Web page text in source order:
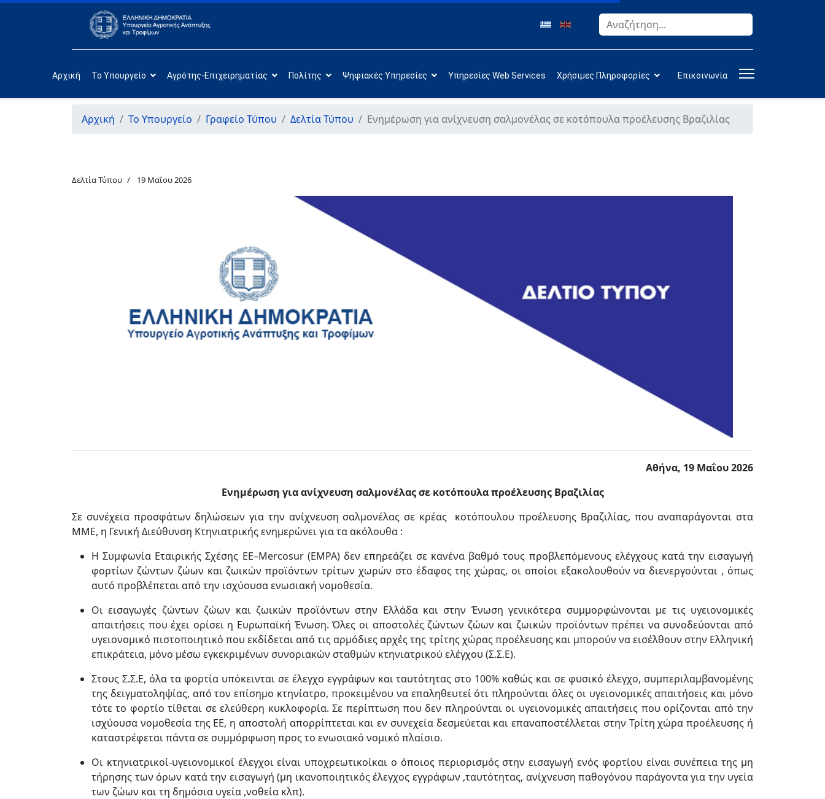
Αναζήτηση
Αρχική Το Υπουργείο Αγρότης-Επιχειρηματίας Πολίτης Ψηφιακές Υπηρεσίες Υπηρεσίες Web Services Χρήσιμες Πληροφορίες Επικοινωνία
Αρχική Το Υπουργείο Γραφείο Τύπου Δελτία Τύπου Ενημέρωση για ανίχνευση σαλμονέλας σε κοτόπουλα προέλευσης Βραζιλίας
Δελτία Τύπου 19 Μαΐου 2026
Αθήνα, 19 Μαΐου 2026
Ενημέρωση για ανίχνευση σαλμονέλας σε κοτόπουλα προέλευσης Βραζιλίας
Σε συνέχεια προσφάτων δηλώσεων για την ανίχνευση σαλμονέλας σε κρέας κοτόπουλου προέλευσης Βραζιλίας, που αναπαράγονται στα
ΜΜΕ, η Γενική Διεύθυνση Κτηνιατρικής ενημερώνει για τα ακόλουθα :
Η Συμφωνία Εταιρικής Σχέσης ΕΕ–Mercosur (EMPA) δεν επηρεάζει σε κανένα βαθμό τους προβλεπόμενους ελέγχους κατά την εισαγωγή
φορτίων ζώντων ζώων και ζωικών προϊόντων τρίτων χωρών στο έδαφος της χώρας, οι οποίοι εξακολουθούν να διενεργούνται , όπως
αυτό προβλέπεται από την ισχύουσα ενωσιακή νομοθεσία.
Οι εισαγωγές ζώντων ζώων και ζωικών προϊόντων στην Ελλάδα και στην Ένωση γενικότερα συμμορφώνονται με τις υγειονομικές
απαιτήσεις που έχει ορίσει η Ευρωπαϊκή Ένωση. Όλες οι αποστολές ζώντων ζώων και ζωικών προϊόντων πρέπει να συνοδεύονται από
υγειονομικό πιστοποιητικό που εκδίδεται από τις αρμόδιες αρχές της τρίτης χώρας προέλευσης και μπορούν να εισέλθουν στην Ελληνική
επικράτεια, μόνο μέσω εγκεκριμένων συνοριακών σταθμών κτηνιατρικού ελέγχου (Σ.Σ.Ε).
Στους Σ.Σ.Ε, όλα τα φορτία υπόκεινται σε έλεγχο εγγράφων και ταυτότητας στο 100% καθώς και σε φυσικό έλεγχο, συμπεριλαμβανομένης
της δειγματοληψίας, από τον επίσημο κτηνίατρο, προκειμένου να επαληθευτεί ότι πληρούνται όλες οι υγειονομικές απαιτήσεις και μόνο
τότε το φορτίο τίθεται σε ελεύθερη κυκλοφορία. Σε περίπτωση που δεν πληρούνται οι υγειονομικές απαιτήσεις που ορίζονται από την
ισχύουσα νομοθεσία της ΕΕ, η αποστολή απορρίπτεται και εν συνεχεία δεσμεύεται και επαναποστέλλεται στην Τρίτη χώρα προέλευσης ή
καταστρέφεται πάντα σε συμμόρφωση προς το ενωσιακό νομικό πλαίσιο.
Οι κτηνιατρικοί-υγειονομικοί έλεγχοι είναι υποχρεωτικοίκαι ο όποιος περιορισμός στην εισαγωγή ενός φορτίου είναι συνέπεια της μη
τήρησης των όρων κατά την εισαγωγή (μη ικανοποιητικός έλεγχος εγγράφων ,ταυτότητας, ανίχνευση παθογόνου παράγοντα για την υγεία
των ζώων και τη δημόσια υγεία ,νοθεία κλπ).